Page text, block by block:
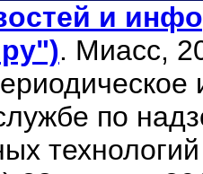
и
. Миасс,
по